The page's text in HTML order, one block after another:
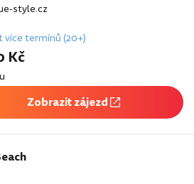
style.cz
více termínů (20+)
Kč
Zobrazit zájezd